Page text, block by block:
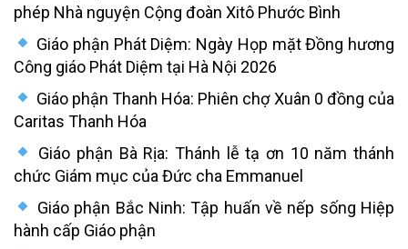
phép Nhà nguyện Cộng đoàn Xitô Phước Bình
Giáo phận Phát Diệm: Ngày Họp mặt Đồng hương
Công giáo Phát Diệm tại Hà Nội 2026
Giáo phận Thanh Hóa: Phiên chợ Xuân 0 đồng của
Caritas Thanh Hóa
Giáo phận Bà Rịa: Thánh lễ tạ ơn 10 năm thánh
chức Giám mục của Đức cha Emmanuel
Giáo phận Bắc Ninh: Tập huấn về nếp sống Hiệp
hành cấp Giáo phận